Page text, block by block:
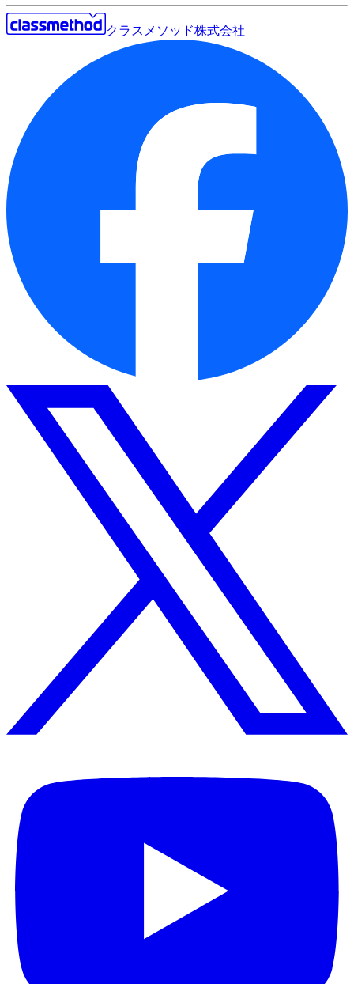
クラスメソッド株式会社